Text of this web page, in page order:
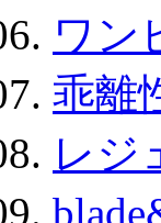
ワン
乖離
レジ